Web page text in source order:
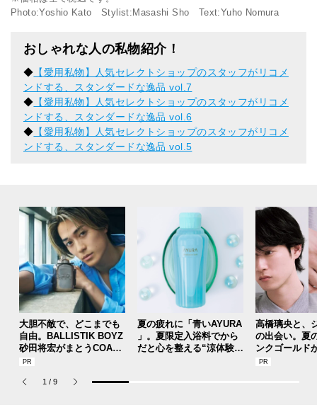
Photo:Yoshio Kato Stylist:Masashi Sho Text:Yuho Nomura
おしゃれな人の私物紹介！
◆ 【愛用私物】人気セレクトショップのスタッフがリコメ
ンドする、スタンダードな逸品 vol.7
◆ 【愛用私物】人気セレクトショップのスタッフがリコメ
ンドする、スタンダードな逸品 vol.6
◆ 【愛用私物】人気セレクトショップのスタッフがリコメ
ンドする、スタンダードな逸品 vol.5
大胆不敵で、どこまでも
自由。BALLISTIK BOYZ
砂田将宏がまとうCOACH
の新作フレグランス「コ
パルファム」
夏の疲れに「青いAYURA
」。夏限定入浴料でから
だと心を整える“涼体験”
高橋璃央と、
の出会い。夏
ンクゴールド
SUMMER
1 / 9